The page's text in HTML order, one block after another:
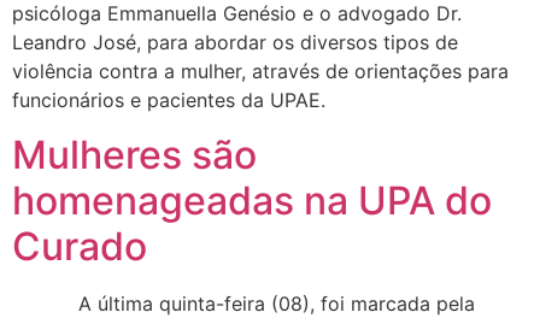
psicóloga Emmanuella Genésio e o advogado Dr.
Leandro José, para abordar os diversos tipos de
violência contra a mulher, através de orientações para
funcionários e pacientes da UPAE.
Mulheres são
homenageadas na UPA do
Curado
A última quinta-feira (08), foi marcada pela